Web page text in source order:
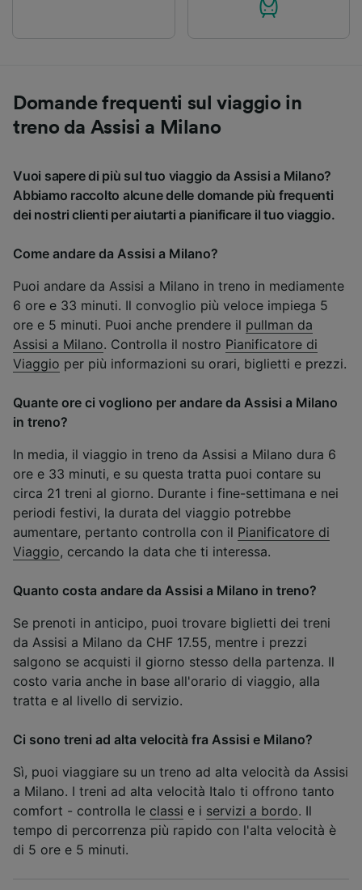
Domande frequenti sul viaggio in
treno da Assisi a Milano
Vuoi sapere di più sul tuo viaggio da Assisi a Milano?
Abbiamo raccolto alcune delle domande più frequenti
dei nostri clienti per aiutarti a pianificare il tuo viaggio.
Come andare da Assisi a Milano?
Puoi andare da Assisi a Milano in treno in mediamente
6 ore e 33 minuti. Il convoglio più veloce impiega 5
ore e 5 minuti. Puoi anche prendere il pullman da
Assisi a Milano. Controlla il nostro Pianificatore di
Viaggio per più informazioni su orari, biglietti e prezzi.
Quante ore ci vogliono per andare da Assisi a Milano
in treno?
In media, il viaggio in treno da Assisi a Milano dura 6
ore e 33 minuti, e su questa tratta puoi contare su
circa 21 treni al giorno. Durante i fine-settimana e nei
periodi festivi, la durata del viaggio potrebbe
aumentare, pertanto controlla con il Pianificatore di
Viaggio, cercando la data che ti interessa.
Quanto costa andare da Assisi a Milano in treno?
Se prenoti in anticipo, puoi trovare biglietti dei treni
da Assisi a Milano da CHF 17.55, mentre i prezzi
salgono se acquisti il giorno stesso della partenza. Il
costo varia anche in base all'orario di viaggio, alla
tratta e al livello di servizio.
Ci sono treni ad alta velocità fra Assisi e Milano?
Sì, puoi viaggiare su un treno ad alta velocità da Assisi
a Milano. I treni ad alta velocità Italo ti offrono tanto
comfort - controlla le classi e i servizi a bordo. Il
tempo di percorrenza più rapido con l'alta velocità è
di 5 ore e 5 minuti.